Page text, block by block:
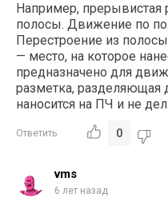
Например, прерывистая
полосы. Движение по
Перестроение из
— место, на которое
предназначено для
разметка,
наносится на ПЧ и не
Ответить 0
vms
6 лет назад